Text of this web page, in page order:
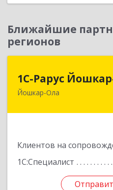
Ближайшие
регионов
1С-Рарус
Йошкар-Ола
Клиентов на
1С:Специалист
424004, Марий Эл Респ,